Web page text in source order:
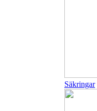
Säkringar